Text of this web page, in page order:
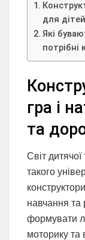
для
Які
потрібні
гра і
та
Світ
такого
навчання та
формувати
моторику та